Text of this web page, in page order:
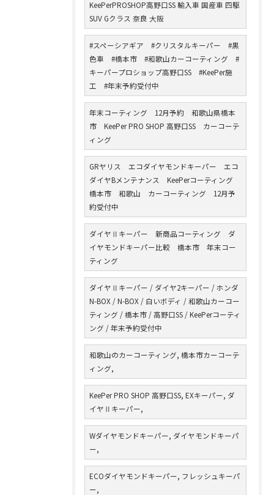
KeePerPROSHOP高野口SS 輸入車 国産車 四駆
SUV Gクラス 奈良 大阪
#スペーシアギア #クリスタルキーパー #黒
色車 #橋本市 #和歌山カーコーティング #
キーパープロショップ高野口SS #KeePer施
工 #年末予約受付中
年末コーティング 12月予約 和歌山県橋本
市 KeePer PRO SHOP 高野口SS カーコーテ
ィング
GRヤリス エコダイヤモンドキーパー エコ
ダイヤBメンテナンス KeePerコーティング
橋本市 和歌山 カーコーティング 12月予
約受付中
ダイヤⅡキーパー 新商品コーティング ダ
イヤモンドキーパー比較 橋本市 年末コー
ティング
ダイヤⅡキーパー / ダイヤ2キーパー / ホンダ
N-BOX / N-BOX / 白いボディ / 和歌山カーコー
ティング / 橋本市 / 高野口SS / KeePerコーティ
ング / 年末予約受付中
和歌山のカーコーティング, 橋本市カーコーテ
ィング,
KeePer PRO SHOP 高野口SS, EXキーパー, ダ
イヤⅡキーパー,
Wダイヤモンドキーパー, ダイヤモンドキーパ
ー,
ECOダイヤモンドキーパー, フレッシュキーパ
ー,